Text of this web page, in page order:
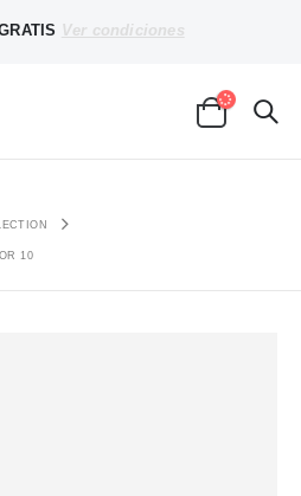
Ver condiciones
10